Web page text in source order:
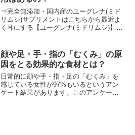
⇒完全無添加・国内産のユーグレナ(ミド
リムシ)サプリメントはこちらから最近よ
く耳にする【ユーグレナ(ミドリムシ)】で
いるユーグレナ(ミドリムシ)についての疑
問を紐解いて...
顔や足・手・指の「むくみ」の原
因をとる効果的な食材とは？
日常的に顔や手・指・足の「むくみ」を
感じている女性が97%もいるというアン
ケート結果があります。このアンケート